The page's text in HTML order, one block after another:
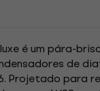
é um pára-
de
Projetado para